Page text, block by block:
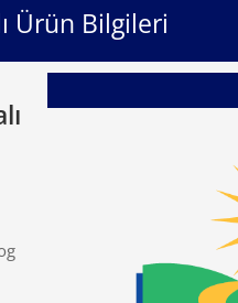
Ürün Bilgileri